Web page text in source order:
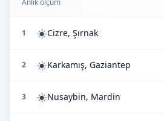
Anlık ölçüm
1 ☀️Cizre, Şırnak
2 ☀️Karkamış, Gaziantep
3 ☀️Nusaybin, Mardin